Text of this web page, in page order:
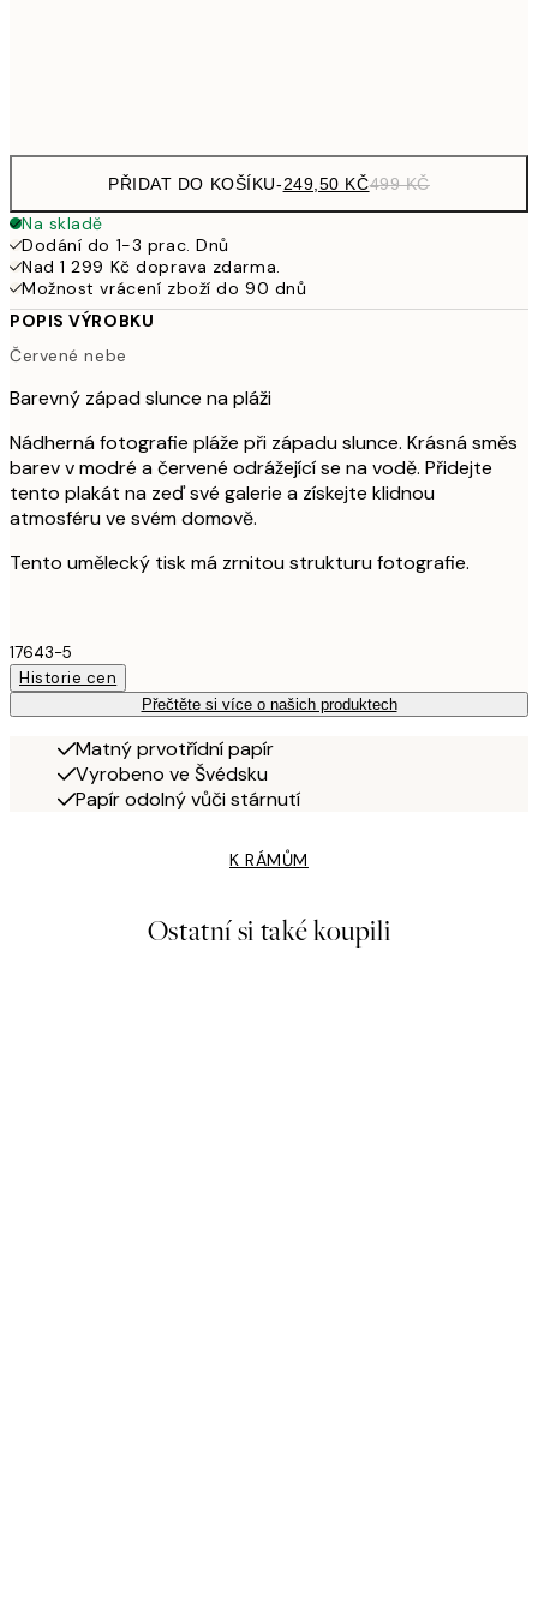
PŘIDAT DO KOŠÍKU-249,50 KČ499 KČ
Na skladě
Dodání do 1-3 prac. Dnů
Nad 1 299 Kč doprava zdarma.
Možnost vrácení zboží do 90 dnů
POPIS VÝROBKU
Červené nebe
Barevný západ slunce na pláži
Nádherná fotografie pláže při západu slunce. Krásná směs
barev v modré a červené odrážející se na vodě. Přidejte
tento plakát na zeď své galerie a získejte klidnou
atmosféru ve svém domově.
Tento umělecký tisk má zrnitou strukturu fotografie.
17643-5
Historie cen
Přečtěte si více o našich produktech
Matný prvotřídní papír
Vyrobeno ve Švédsku
Papír odolný vůči stárnutí
K RÁMŮM
Ostatní si také koupili